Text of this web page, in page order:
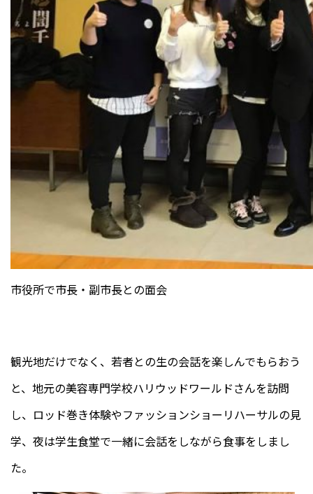
市役所で市長・副市長との面会
観光地だけでなく、若者との生の会話を楽しんでもらおう
と、地元の美容専門学校ハリウッドワールドさんを訪問
し、ロッド巻き体験やファッションショーリハーサルの見
学、夜は学生食堂で一緒に会話をしながら食事をしまし
た。